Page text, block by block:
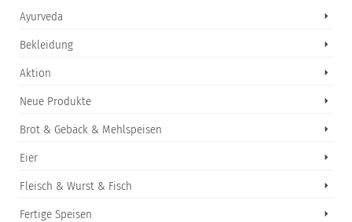
Ayurveda
Bekleidung
Aktion
Neue Produkte
Brot & Gebäck & Mehlspeisen
Eier
Fleisch & Wurst & Fisch
Fertige Speisen